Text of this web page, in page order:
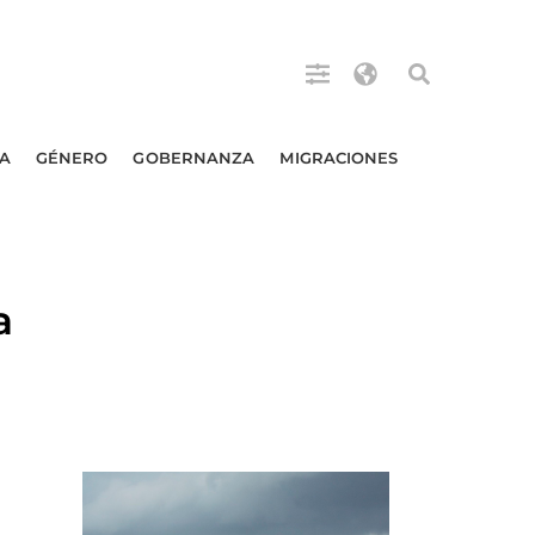
GÉNERO GOBERNANZA MIGRACIONES